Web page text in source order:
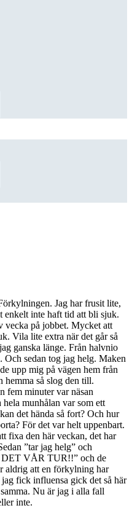
Jag har frusit lite,
enkelt inte haft tid att bli sjuk.
vecka på jobbet. Mycket att
Vila lite extra när det går så
ganska länge. Från halvnio
sedan tog jag helg. Maken
upp mig på vägen hem från
hemma så slog den till.
fem minuter var näsan
munhålan var som ett
det hända så fort? Och hur
För det var helt uppenbart.
fixa den här veckan, det har
”tar jag helg” och
VÅR TUR!!” och de
aldrig att en förkylning har
fick influensa gick det så här
Nu är jag i alla fall
inte.